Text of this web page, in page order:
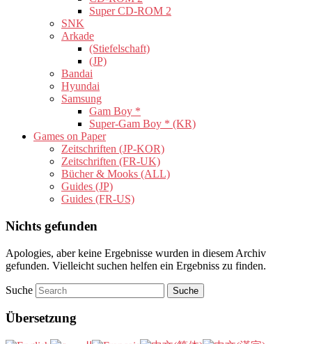
Super CD-ROM 2
SNK
Arkade
(Stiefelschaft)
(JP)
Bandai
Hyundai
Samsung
Gam Boy *
Super-Gam Boy * (KR)
Games on Paper
Zeitschriften (JP-KOR)
Zeitschriften (FR-UK)
Bücher & Mooks (ALL)
Guides (JP)
Guides (FR-US)
Nichts gefunden
Apologies, aber keine Ergebnisse wurden in diesem Archiv
gefunden. Vielleicht suchen helfen ein Ergebniss zu finden.
Suche
Übersetzung